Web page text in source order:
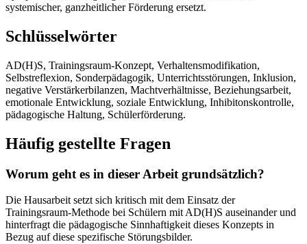
systemischer, ganzheitlicher Förderung ersetzt.
Schlüsselwörter
AD(H)S, Trainingsraum-Konzept, Verhaltensmodifikation,
Selbstreflexion, Sonderpädagogik, Unterrichtsstörungen, Inklusion,
negative Verstärkerbilanzen, Machtverhältnisse, Beziehungsarbeit,
emotionale Entwicklung, soziale Entwicklung, Inhibitonskontrolle,
pädagogische Haltung, Schülerförderung.
Häufig gestellte Fragen
Worum geht es in dieser Arbeit grundsätzlich?
Die Hausarbeit setzt sich kritisch mit dem Einsatz der
Trainingsraum-Methode bei Schülern mit AD(H)S auseinander und
hinterfragt die pädagogische Sinnhaftigkeit dieses Konzepts in
Bezug auf diese spezifische Störungsbilder.